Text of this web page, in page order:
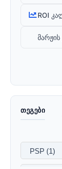
ROI
ᲗᲔᲒᲔᲑᲘ
PSP (1)